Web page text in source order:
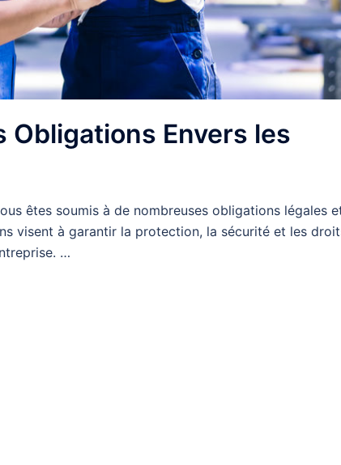
Envers les
êtes soumis à de nombreuses obligations légales
visent à garantir la protection, la sécurité et les
…